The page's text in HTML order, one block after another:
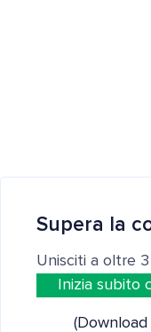
Supera la
Unisciti a oltre
Inizia subito